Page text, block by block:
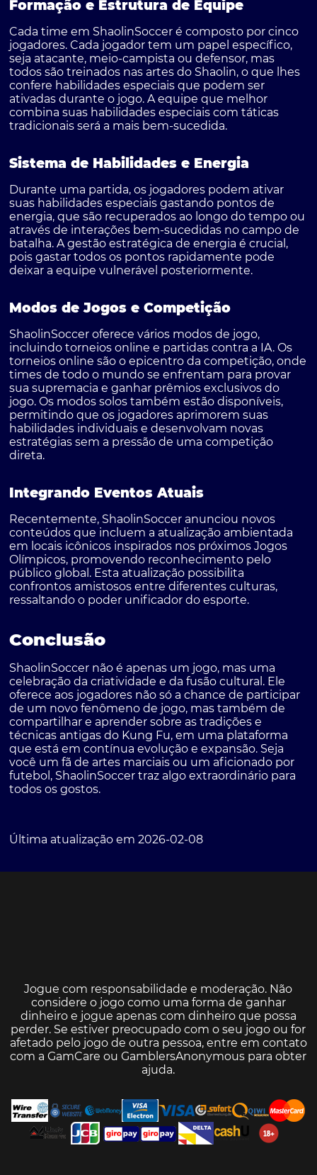
Formação e Estrutura de Equipe
Cada time em ShaolinSoccer é composto por cinco
jogadores. Cada jogador tem um papel específico,
seja atacante, meio-campista ou defensor, mas
todos são treinados nas artes do Shaolin, o que lhes
confere habilidades especiais que podem ser
ativadas durante o jogo. A equipe que melhor
combina suas habilidades especiais com táticas
tradicionais será a mais bem-sucedida.
Sistema de Habilidades e Energia
Durante uma partida, os jogadores podem ativar
suas habilidades especiais gastando pontos de
energia, que são recuperados ao longo do tempo ou
através de interações bem-sucedidas no campo de
batalha. A gestão estratégica de energia é crucial,
pois gastar todos os pontos rapidamente pode
deixar a equipe vulnerável posteriormente.
Modos de Jogos e Competição
ShaolinSoccer oferece vários modos de jogo,
incluindo torneios online e partidas contra a IA. Os
torneios online são o epicentro da competição, onde
times de todo o mundo se enfrentam para provar
sua supremacia e ganhar prêmios exclusivos do
jogo. Os modos solos também estão disponíveis,
permitindo que os jogadores aprimorem suas
habilidades individuais e desenvolvam novas
estratégias sem a pressão de uma competição
direta.
Integrando Eventos Atuais
Recentemente, ShaolinSoccer anunciou novos
conteúdos que incluem a atualização ambientada
em locais icônicos inspirados nos próximos Jogos
Olímpicos, promovendo reconhecimento pelo
público global. Esta atualização possibilita
confrontos amistosos entre diferentes culturas,
ressaltando o poder unificador do esporte.
Conclusão
ShaolinSoccer não é apenas um jogo, mas uma
celebração da criatividade e da fusão cultural. Ele
oferece aos jogadores não só a chance de participar
de um novo fenômeno de jogo, mas também de
compartilhar e aprender sobre as tradições e
técnicas antigas do Kung Fu, em uma plataforma
que está em contínua evolução e expansão. Seja
você um fã de artes marciais ou um aficionado por
futebol, ShaolinSoccer traz algo extraordinário para
todos os gostos.
Última atualização em 2026-02-08
Jogue com responsabilidade e moderação. Não
considere o jogo como uma forma de ganhar
dinheiro e jogue apenas com dinheiro que possa
perder. Se estiver preocupado com o seu jogo ou for
afetado pelo jogo de outra pessoa, entre em contato
com aGamCare ouGamblersAnonymous para obter
ajuda.